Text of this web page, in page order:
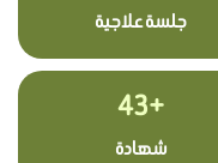
جلسة علاجية
+43
شهادة